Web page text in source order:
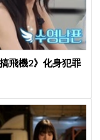
飛機2》化身犯罪